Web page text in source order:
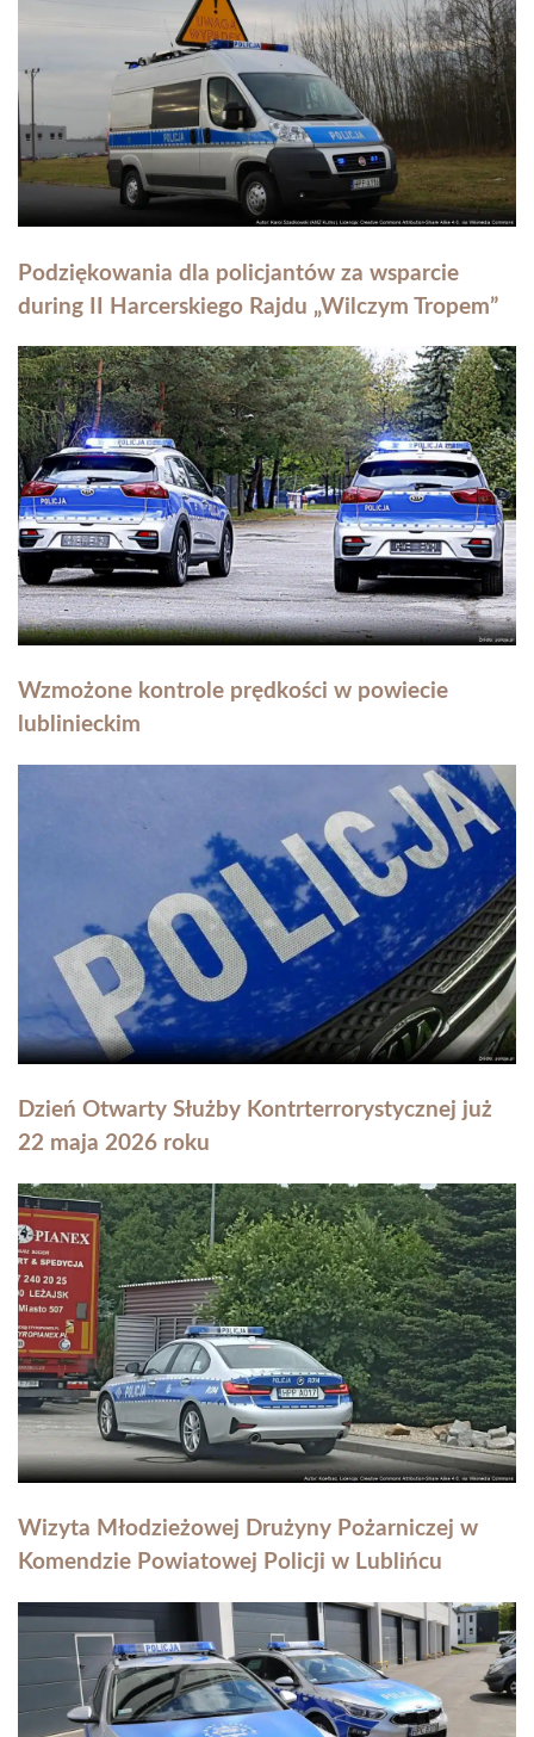
Podziękowania dla policjantów za wsparcie
during II Harcerskiego Rajdu „Wilczym Tropem”
Wzmożone kontrole prędkości w powiecie
lublinieckim
Dzień Otwarty Służby Kontrterrorystycznej już
22 maja 2026 roku
Wizyta Młodzieżowej Drużyny Pożarniczej w
Komendzie Powiatowej Policji w Lublińcu